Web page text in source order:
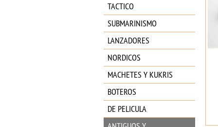
TACTICO
SUBMARINISMO
LANZADORES
NORDICOS
MACHETES Y KUKRIS
BOTEROS
DE PELICULA